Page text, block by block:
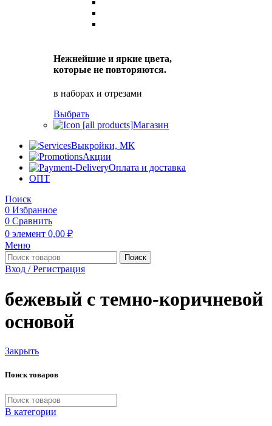
Нежнейшие и яркие цвета,
которые не повторяются.
в наборах и отрезами
Выбрать
Магазин
Выкройки, МК
Акции
Оплата и доставка
ОПТ
Поиск
0 Избранное
0 Сравнить
0 элемент 0,00 ₽
Меню
Поиск
Вход / Регистрация
бежевый с темно-коричневой
основой
Закрыть
Поиск товаров
В категории